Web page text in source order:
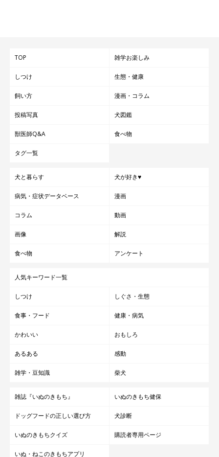
今回は、サークルを使った留守番スペースの作り方をご紹介しま
した。環境の整ったペットサークルに入っていてもらえば、誤食
方が安心できる環境を作って、留守番を少しでも快適なものにし
出典／「いぬのきもち」2016年6月号『安心させる・不安にさせ
る留守番』
※写真はスマホアプリ「まいにちのいぬ・ねこのきもち」で投稿
されたものです。
TOP 雑学お楽しみ
しつけ 生態・健康
飼い方 漫画・コラム
投稿写真 犬図鑑
獣医師Q&A 食べ物
タグ一覧
犬と暮らす 犬が好き♥
病気・症状データベース 漫画
コラム 動画
画像 解説
食べ物 アンケート
人気キーワード一覧
しつけ しぐさ・生態
食事・フード 健康・病気
かわいい おもしろ
あるある 感動
雑学・豆知識 柴犬
雑誌『いぬのきもち』 いぬのきもち健保
ドッグフードの正しい選び方 犬診断
いぬのきもちクイズ 購読者専用ページ
いぬ・ねこのきもちアプリ